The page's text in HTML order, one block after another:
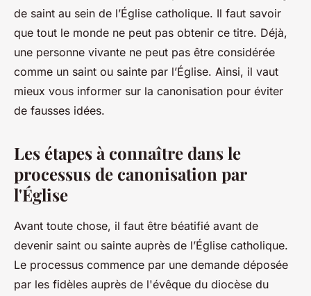
d'une importance capitale au
sein de l'Église catholique
Olivier•16 septembre 2024•2 min de lecture
de saint au sein de l’Église catholique. Il faut savoir
que tout le monde ne peut pas obtenir ce titre. Déjà,
une personne vivante ne peut pas être considérée
comme un saint ou sainte par l’Église. Ainsi, il vaut
mieux vous informer sur la canonisation pour éviter
de fausses idées.
Les étapes à connaître dans le
processus de canonisation par
l'Église
Avant toute chose, il faut être béatifié avant de
devenir saint ou sainte auprès de l’Église catholique.
Le processus commence par une demande déposée
par les fidèles auprès de l'évêque du diocèse du